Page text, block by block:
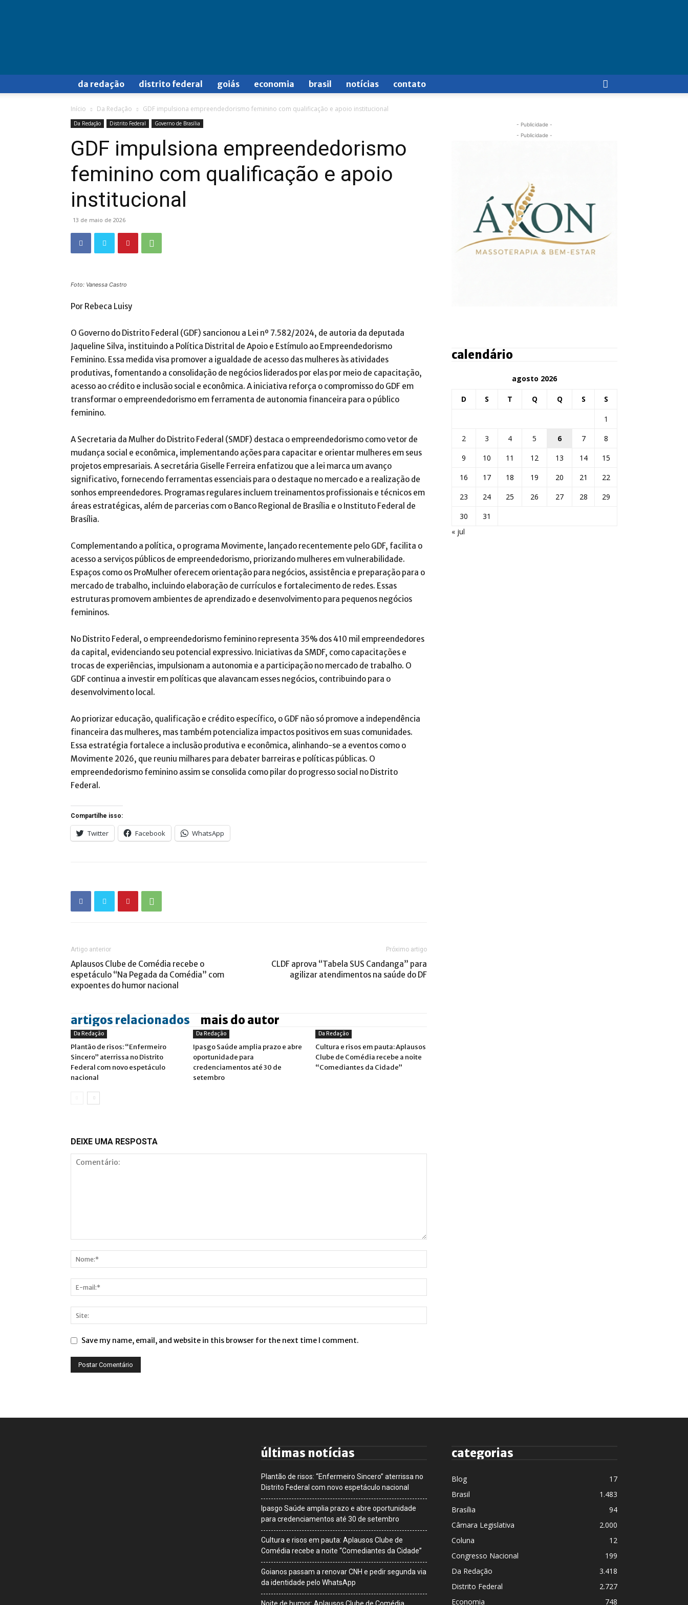
da redação distrito federal goiás economia brasil notícias contato
Início Da Redação GDF impulsiona empreendedorismo feminino com qualificação e apoio institucional
Da Redação Distrito Federal Governo de Brasília
GDF impulsiona empreendedorismo
feminino com qualificação e apoio
institucional
13 de maio de 2026
Foto: Vanessa Castro
Por Rebeca Luisy
O Governo do Distrito Federal (GDF) sancionou a Lei nº 7.582/2024, de autoria da deputada
Jaqueline Silva, instituindo a Política Distrital de Apoio e Estímulo ao Empreendedorismo
Feminino. Essa medida visa promover a igualdade de acesso das mulheres às atividades
produtivas, fomentando a consolidação de negócios liderados por elas por meio de capacitação,
acesso ao crédito e inclusão social e econômica. A iniciativa reforça o compromisso do GDF em
transformar o empreendedorismo em ferramenta de autonomia financeira para o público
feminino.
A Secretaria da Mulher do Distrito Federal (SMDF) destaca o empreendedorismo como vetor de
mudança social e econômica, implementando ações para capacitar e orientar mulheres em seus
projetos empresariais. A secretária Giselle Ferreira enfatizou que a lei marca um avanço
significativo, fornecendo ferramentas essenciais para o destaque no mercado e a realização de
sonhos empreendedores. Programas regulares incluem treinamentos profissionais e técnicos em
áreas estratégicas, além de parcerias com o Banco Regional de Brasília e o Instituto Federal de
Brasília.
Complementando a política, o programa Movimente, lançado recentemente pelo GDF, facilita o
acesso a serviços públicos de empreendedorismo, priorizando mulheres em vulnerabilidade.
Espaços como os ProMulher oferecem orientação para negócios, assistência e preparação para o
mercado de trabalho, incluindo elaboração de currículos e fortalecimento de redes. Essas
estruturas promovem ambientes de aprendizado e desenvolvimento para pequenos negócios
femininos.
No Distrito Federal, o empreendedorismo feminino representa 35% dos 410 mil empreendedores
da capital, evidenciando seu potencial expressivo. Iniciativas da SMDF, como capacitações e
trocas de experiências, impulsionam a autonomia e a participação no mercado de trabalho. O
GDF continua a investir em políticas que alavancam esses negócios, contribuindo para o
desenvolvimento local.
Ao priorizar educação, qualificação e crédito específico, o GDF não só promove a independência
financeira das mulheres, mas também potencializa impactos positivos em suas comunidades.
Essa estratégia fortalece a inclusão produtiva e econômica, alinhando-se a eventos como o
Movimente 2026, que reuniu milhares para debater barreiras e políticas públicas. O
empreendedorismo feminino assim se consolida como pilar do progresso social no Distrito
Federal.
Compartilhe isso:
Twitter Facebook WhatsApp
Artigo anterior
Aplausos Clube de Comédia recebe o
espetáculo “Na Pegada da Comédia” com
expoentes do humor nacional
Próximo artigo
CLDF aprova “Tabela SUS Candanga” para
agilizar atendimentos na saúde do DF
artigos relacionados mais do autor
Da Redação
Plantão de risos: “Enfermeiro
Sincero” aterrissa no Distrito
Federal com novo espetáculo
nacional
Da Redação
Ipasgo Saúde amplia prazo e abre
oportunidade para
credenciamentos até 30 de
setembro
Da Redação
Cultura e risos em pauta: Aplausos
Clube de Comédia recebe a noite
“Comediantes da Cidade”
DEIXE UMA RESPOSTA
Save my name, email, and website in this browser for the next time I comment.
- Publicidade -
- Publicidade -
calendário
agosto 2026
D S T Q Q S S
1
2
3 4 5 6 7
8
9
10 11 12 13 14
15
16
17 18 19 20 21
22
23
24 25 26 27 28
29
30
31
« jul
últimas notícias
Plantão de risos: “Enfermeiro Sincero” aterrissa no
Distrito Federal com novo espetáculo nacional
Ipasgo Saúde amplia prazo e abre oportunidade
para credenciamentos até 30 de setembro
Cultura e risos em pauta: Aplausos Clube de
Comédia recebe a noite “Comediantes da Cidade”
Goianos passam a renovar CNH e pedir segunda via
da identidade pelo WhatsApp
Noite de humor: Aplausos Clube de Comédia
categorias
Blog
17
Brasil
1.483
Brasília
94
Câmara Legislativa
2.000
Coluna
12
Congresso Nacional
199
Da Redação
3.418
Distrito Federal
2.727
Economia
748